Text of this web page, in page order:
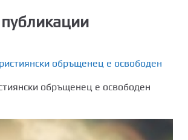
обръщенец е освободен